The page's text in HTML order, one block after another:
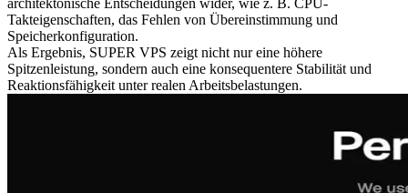
architektonische Entscheidungen wider, wie z. B. CPU-
Takteigenschaften, das Fehlen von Übereinstimmung und
Speicherkonfiguration.
Als Ergebnis, SUPER VPS zeigt nicht nur eine höhere
Spitzenleistung, sondern auch eine konsequentere Stabilität und
Reaktionsfähigkeit unter realen Arbeitsbelastungen.